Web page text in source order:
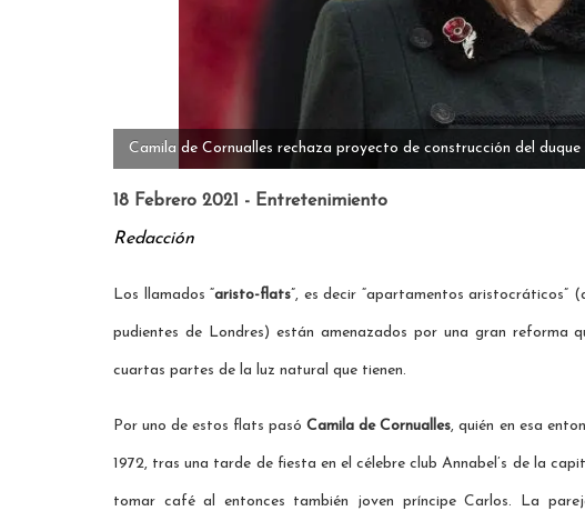
Camila de Cornualles rechaza proyecto de construcción del
18 Febrero 2021 - Entretenimiento
Redacción
Los llamados “aristo-flats”, es decir “apartamentos aristocráticos”
pudientes de Londres) están amenazados por una gran reforma
cuartas partes de la luz natural que tienen.
Por uno de estos flats pasóCamila de Cornualles, quién en esa
1972, tras una tarde de fiesta en el célebre club Annabel’s de la
tomar café al entonces también joven príncipe Carlos. La